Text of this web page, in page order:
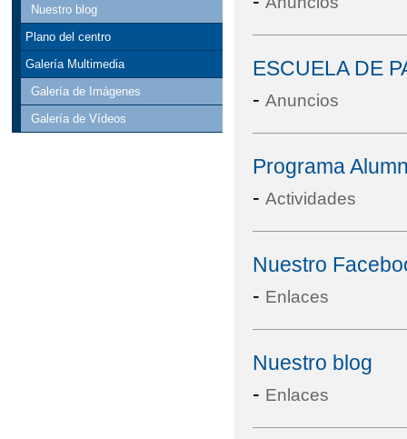
Nuestro blog
Plano del centro
Galería Multimedia
Galería de Imágenes
Galería de Vídeos
ESCUELA DE
- Anuncios
Programa
- Actividades
Nuestro
- Enlaces
Nuestro blog
- Enlaces